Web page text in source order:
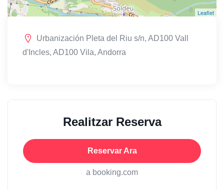
Leaflet
Urbanización Pleta del Riu s/n, AD100 Vall
d'Incles, AD100 Vila, Andorra
Realitzar Reserva
Reservar Ara
a booking.com